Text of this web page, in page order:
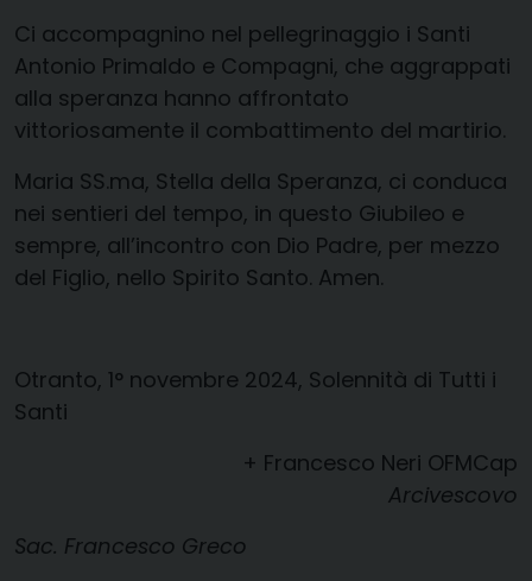
Ci accompagnino nel pellegrinaggio i Santi
Antonio Primaldo e Compagni, che aggrappati
alla speranza hanno affrontato
vittoriosamente il combattimento del martirio.
Maria SS.ma, Stella della Speranza, ci conduca
nei sentieri del tempo, in questo Giubileo e
sempre, all’incontro con Dio Padre, per mezzo
del Figlio, nello Spirito Santo. Amen.
Otranto, 1° novembre 2024, Solennità di Tutti i
Santi
+ Francesco Neri OFMCap
Arcivescovo
Sac. Francesco Greco